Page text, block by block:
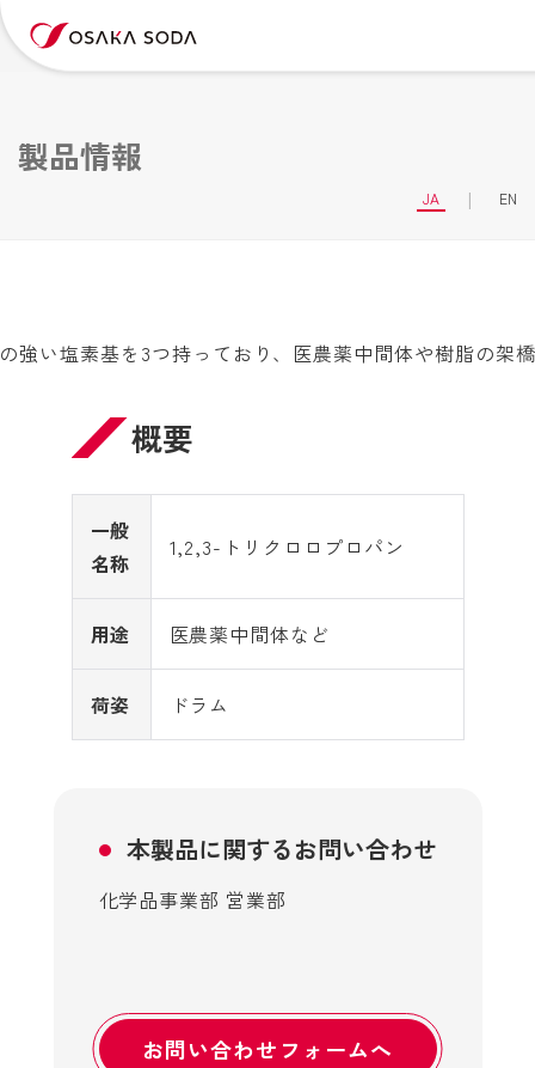
製品情報
JA EN
強い塩素基を3つ持っており、医農薬中間体や樹脂の架
概要
一般
名称
1,2,3-トリクロロプロパン
用途 医農薬中間体など
荷姿 ドラム
本製品に関するお問い合わせ
化学品事業部 営業部
お問い合わせフォームへ